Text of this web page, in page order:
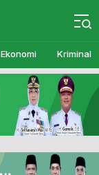
Ekonomi Kriminal